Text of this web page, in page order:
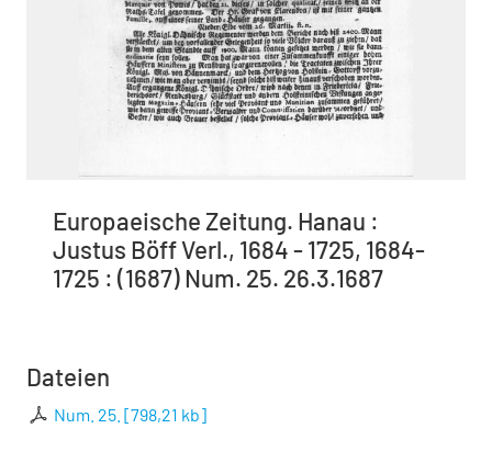
Europaeische Zeitung. Hanau :
Justus Böff Verl., 1684 - 1725, 1684-
1725 : (1687) Num. 25. 26.3.1687
Dateien
Num. 25. [798,21 kb]